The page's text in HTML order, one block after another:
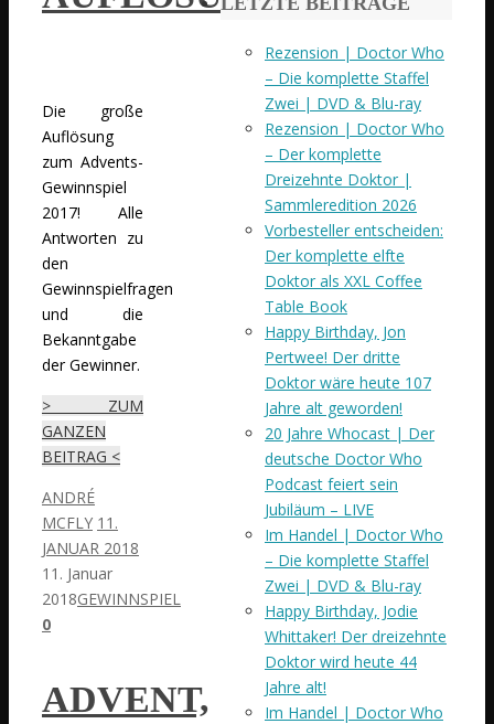
Die große
Auflösung
zum Advents-
Gewinnspiel
2017! Alle
Antworten zu
den
Gewinnspielfragen
und die
Bekanntgabe
der Gewinner.
> ZUM
GANZEN
BEITRAG <
ANDRÉ
MCFLY 11.
JANUAR 2018
11. Januar
2018GEWINNSPIEL
0
ADVENT,
Rezension | Doctor Who
– Die komplette Staffel
Zwei | DVD & Blu-ray
Rezension | Doctor Who
– Der komplette
Dreizehnte Doktor |
Sammleredition 2026
Vorbesteller entscheiden:
Der komplette elfte
Doktor als XXL Coffee
Table Book
Happy Birthday, Jon
Pertwee! Der dritte
Doktor wäre heute 107
Jahre alt geworden!
20 Jahre Whocast | Der
deutsche Doctor Who
Podcast feiert sein
Jubiläum – LIVE
Im Handel | Doctor Who
– Die komplette Staffel
Zwei | DVD & Blu-ray
Happy Birthday, Jodie
Whittaker! Der dreizehnte
Doktor wird heute 44
Jahre alt!
Im Handel | Doctor Who